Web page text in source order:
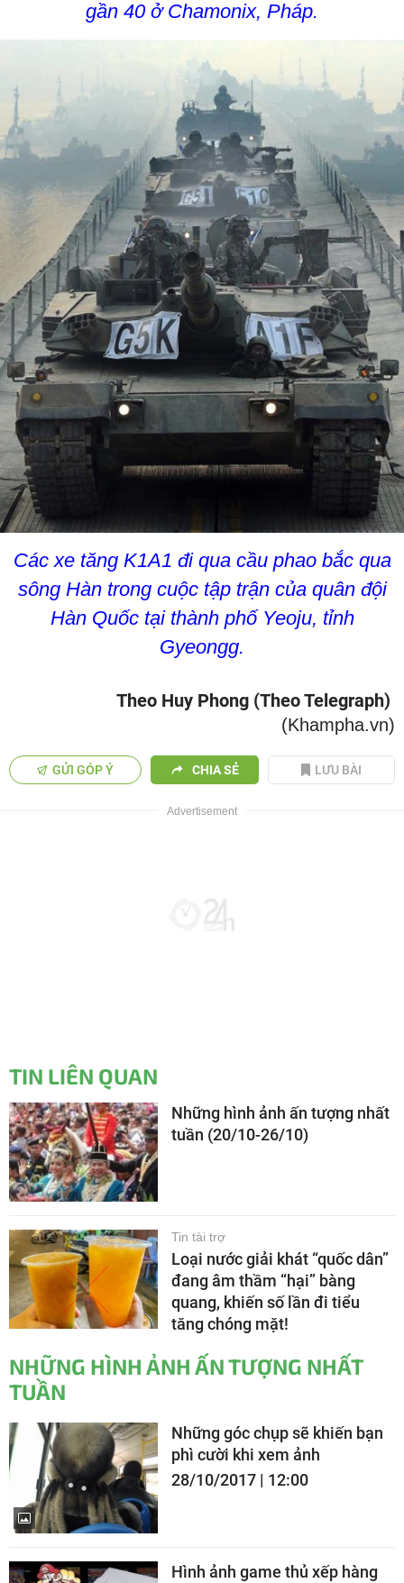
gần 40 ở Chamonix, Pháp.
Các xe tăng K1A1 đi qua cầu phao bắc qua
sông Hàn trong cuộc tập trận của quân đội
Hàn Quốc tại thành phố Yeoju, tỉnh
Gyeongg.
Theo Huy Phong (Theo Telegraph)
(Khampha.vn)
GỬI GÓP Ý CHIA SẺ LƯU BÀI
TIN LIÊN QUAN
Những hình ảnh ấn tượng nhất
tuần (20/10-26/10)
Tin tài trợ
Loại nước giải khát “quốc dân”
đang âm thầm “hại” bàng
quang, khiến số lần đi tiểu
tăng chóng mặt!
NHỮNG HÌNH ẢNH ẤN TƯỢNG NHẤT
TUẦN
Những góc chụp sẽ khiến bạn
phì cười khi xem ảnh
28/10/2017 | 12:00
Hình ảnh game thủ xếp hàng